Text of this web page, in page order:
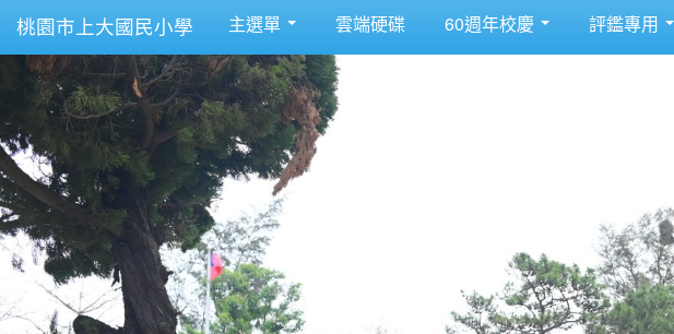
桃園市上大國民小學 主選單 雲端硬碟 60週年校慶 評鑑專用